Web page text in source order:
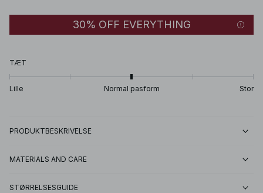
30% OFF EVERYTHING
TÆT
Lille Normal pasform Stor
PRODUKTBESKRIVELSE
MATERIALS AND CARE
STØRRELSESGUIDE